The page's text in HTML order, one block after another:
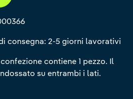
consegna: 2-5 giorni lavorativi
contiene 1 pezzo. Il
su entrambi i lati.